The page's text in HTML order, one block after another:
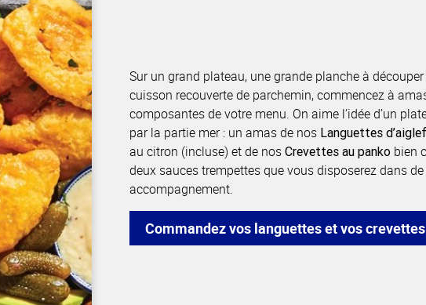
Sur un grand plateau, une grande planche à
cuisson recouverte de parchemin, commencez à
composantes de votre menu. On aime l’idée d’un
par la partie mer : un amas de nos Languettes
au citron (incluse) et de nos Crevettes au panko bien
deux sauces trempettes que vous disposerez dans
accompagnement.
Commandez vos languettes et vos crevettes